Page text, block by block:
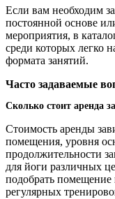
Если вам необходим
постоянной основе
мероприятия, в
среди которых легко
формата занятий.
Часто задаваемые
Сколько стоит аренда
Стоимость аренды
помещения, уровня
продолжительности
для йоги различных
подобрать помещение
регулярных